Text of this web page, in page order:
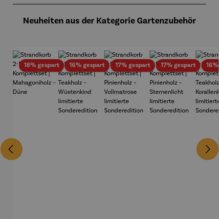
Neuheiten aus der Kategorie Gartenzubehör
18% gespartRabatt16% gespartRabatt17% gespartRabatt17% gespartRabatt